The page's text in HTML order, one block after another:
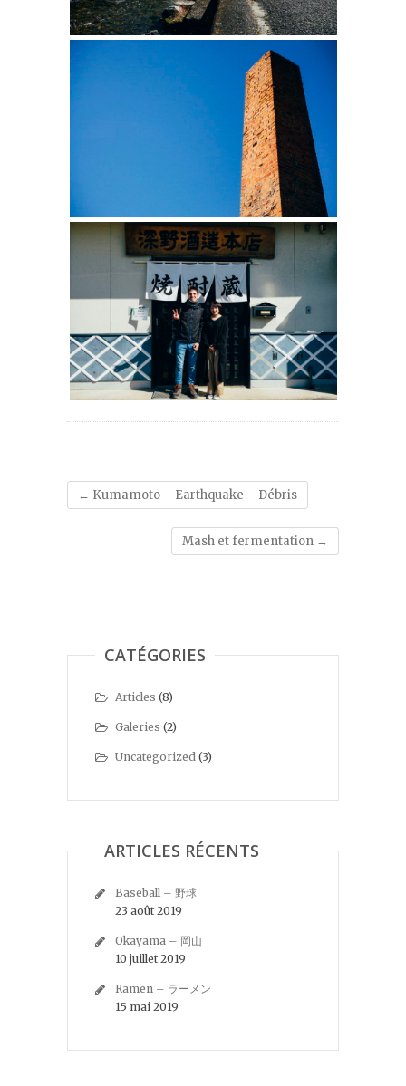
← Kumamoto – Earthquake – Débris
Mash et fermentation →
CATÉGORIES
Articles (8)
Galeries (2)
Uncategorized (3)
ARTICLES RÉCENTS
Baseball – 野球
23 août 2019
Okayama – 岡山
10 juillet 2019
Rāmen – ラーメン
15 mai 2019